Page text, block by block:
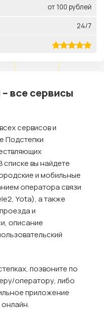
от 100 рублей
24/7
все сервисы
сервисов и
Подстепки
списке вы найдете
и мобильные
оператора связи
Yota), а также
и
описание
позвоните по
оператору, либо
приложение